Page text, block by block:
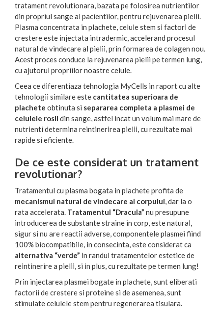
tratament revolutionara, bazata pe folosirea nutrientilor
din propriul sange al pacientilor, pentru rejuvenarea pielii.
Plasma concentrata in plachete, celule stem si factori de
crestere este injectata intradermic, accelerand procesul
natural de vindecare al pielii, prin formarea de colagen nou.
Acest proces conduce la rejuvenarea pielii pe termen lung,
cu ajutorul propriilor noastre celule.
Ceea ce diferentiaza tehnologia MyCells in raport cu alte
tehnologii similare este cantitatea superioara de
plachete obtinuta si separarea completa a plasmei de
celulele rosii din sange, astfel incat un volum mai mare de
nutrienti determina reintinerirea pielii, cu rezultate mai
rapide si eficiente.
De ce este considerat un tratament
revolutionar?
Tratamentul cu plasma bogata in plachete profita de
mecanismul natural de vindecare al corpului, dar la o
rata accelerata. Tratamentul “Dracula” nu presupune
introducerea de substante straine in corp, este natural,
sigur si nu are reactii adverse, componentele plasmei fiind
100% biocompatibile, in consecinta, este considerat ca
alternativa “verde” in randul tratamentelor estetice de
reintinerire a pielii, si in plus, cu rezultate pe termen lung!
Prin injectarea plasmei bogate in plachete, sunt eliberati
factorii de crestere si proteine si de asemenea, sunt
stimulate celulele stem pentru regenerarea tisulara.